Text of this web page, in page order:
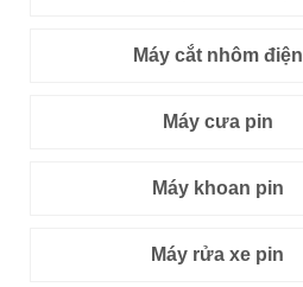
Máy cắt nhôm điện
Máy cưa pin
Máy khoan pin
Máy rửa xe pin